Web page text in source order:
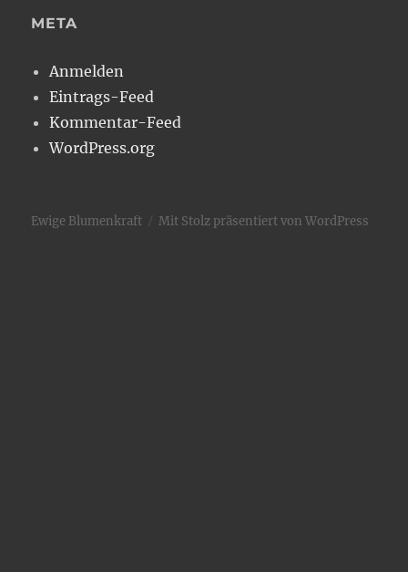
META
Anmelden
Eintrags-Feed
Kommentar-Feed
WordPress.org
Ewige Blumenkraft Mit Stolz präsentiert von WordPress